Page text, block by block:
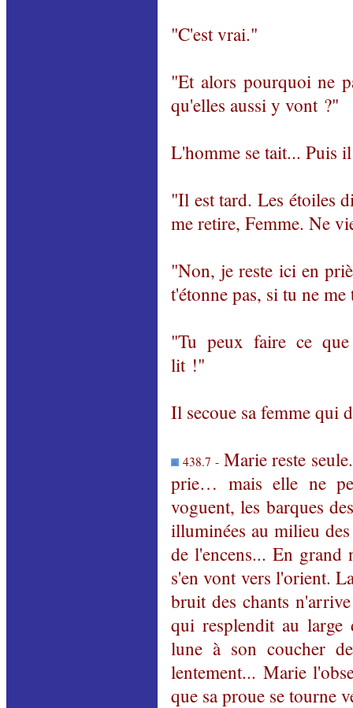
"C'est vrai."
"Et alors pourquoi ne
qu'elles aussi y vont ?"
L'homme se tait... Puis
"Il est tard. Les étoiles
me retire, Femme. Ne
"Non, je reste ici en
t'étonne pas, si tu ne
"Tu peux faire ce
lit !"
Il secoue sa femme qui
438.7 - Marie reste
prie… maiselle ne
voguent, les barques
illuminées au milieu
de l'encens... En grand
s'en vont vers l'orient.
bruit des chants
qui resplendit au
lune à son coucher
lentement... Marie
que sa proue se tourne